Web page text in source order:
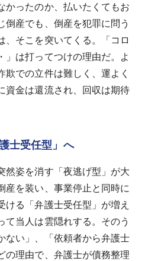
ったのか、払いたくてもお
倒産でも、倒産を犯罪に問う
、そこを突いてくる。「コロ
」は打ってつけの理由だ。よ
欺での立件は難しく、運よく
資金は還流され、回収は期待
士受任型」へ
姿を消す「夜逃げ型」が大
産を装い、事業停止と同時に
ける「弁護士受任型」が増え
て当人は雲隠れする。そのう
ない」、「依頼者から弁護士
の理由で、弁護士が債務整理